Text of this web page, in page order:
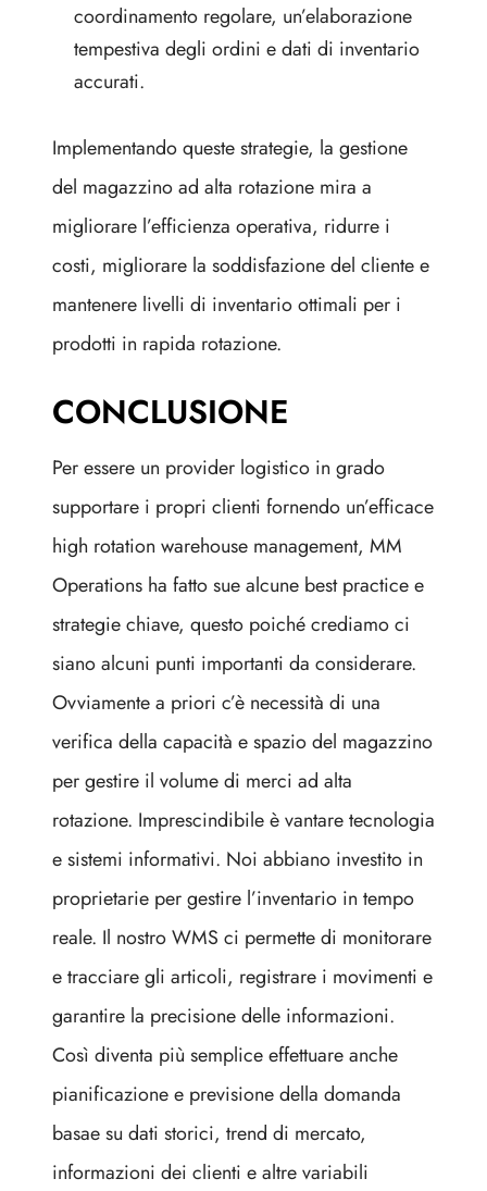
coordinamento regolare, un’elaborazione
tempestiva degli ordini e dati di inventario
accurati.
Implementando queste strategie, la gestione
del magazzino ad alta rotazione mira a
migliorare l’efficienza operativa, ridurre i
costi, migliorare la soddisfazione del cliente e
mantenere livelli di inventario ottimali per i
prodotti in rapida rotazione.
CONCLUSIONE
Per essere un provider logistico in grado
supportare i propri clienti fornendo un’efficace
high rotation warehouse management, MM
Operations ha fatto sue alcune best practice e
strategie chiave, questo poiché crediamo ci
siano alcuni punti importanti da considerare.
Ovviamente a priori c’è necessità di una
verifica della capacità e spazio del magazzino
per gestire il volume di merci ad alta
rotazione. Imprescindibile è vantare tecnologia
e sistemi informativi. Noi abbiano investito in
proprietarie per gestire l’inventario in tempo
reale. Il nostro WMS ci permette di monitorare
e tracciare gli articoli, registrare i movimenti e
garantire la precisione delle informazioni.
Così diventa più semplice effettuare anche
pianificazione e previsione della domanda
basae su dati storici, trend di mercato,
informazioni dei clienti e altre variabili